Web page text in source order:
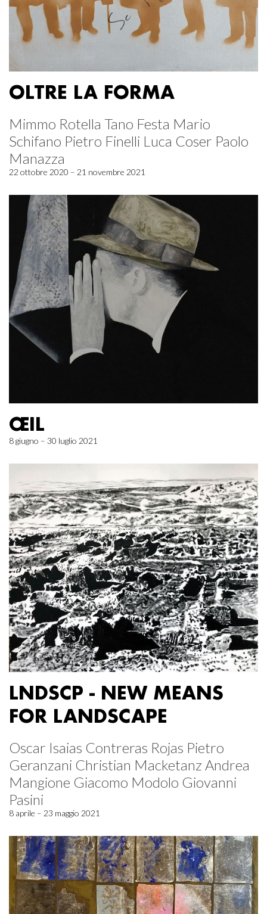
OLTRE LA FORMA
Mimmo Rotella Tano Festa Mario
Schifano Pietro Finelli Luca Coser Paolo
Manazza
22 ottobre 2020 – 21 novembre 2021
ŒIL
8 giugno – 30 luglio 2021
LNDSCP - NEW MEANS
FOR LANDSCAPE
Oscar Isaias Contreras Rojas Pietro
Geranzani Christian Macketanz Andrea
Mangione Giacomo Modolo Giovanni
Pasini
8 aprile – 23 maggio 2021